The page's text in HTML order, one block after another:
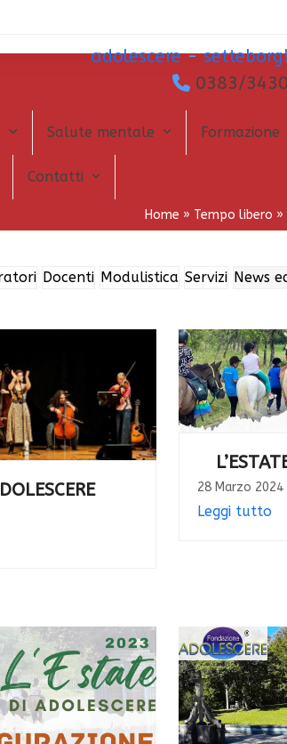
adolescere-
0383/
Salute mentale Formazione
Contatti
Home » Tempo libero »
Docenti Modulistica Servizi News
28 Marzo 2024
Leggi tutto